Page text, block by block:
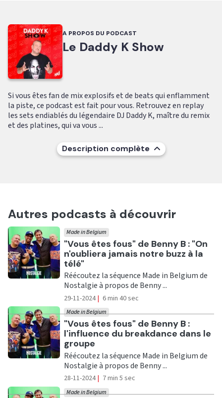
A PROPOS DU PODCAST
Le Daddy K Show
Si vous êtes fan de mix explosifs et de beats qui enflamment
la piste, ce podcast est fait pour vous. Retrouvez en replay
les sets endiablés du légendaire DJ Daddy K, maître du remix
et des platines, qui va vous ...
Description complète
Autres podcasts à découvrir
Ecouter
"Vous êtes fous" de Benny B : "On
n'oubliera jamais notre buzz à la
télé"
Made in Belgium
Réécoutez la séquence Made in Belgium de
Nostalgie à propos de Benny ...
29-11-2024 | 6 min 40 sec
Ecouter
"Vous êtes fous" de Benny B :
l'influence du breakdance dans le
groupe
Made in Belgium
Réécoutez la séquence Made in Belgium de
Nostalgie à propos de Benny ...
28-11-2024 | 7 min 5 sec
Made in Belgium